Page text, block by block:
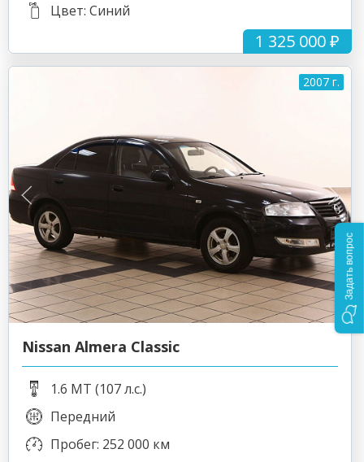
1 325 000 ₽
Цвет: Синий
2007 г.
Nissan Almera Classic
1.6 MT (107 л.с.)
Передний
Пробег: 252 000 км
Задать вопрос